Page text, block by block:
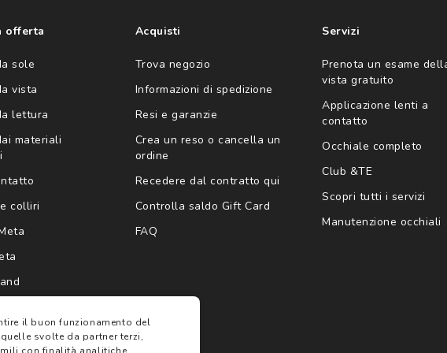
(consultare
offerta
sole
vista
lettura
materiali
colliri
Acquisti
Trova negozio
Informazioni di spedizione
Resi e garanzie
Crea un reso o cancella un
ordine
Recedere dal contratto qui
Controlla saldo Gift Card
FAQ
Servizi
Prenota un esame
vista gratuito
Applicazione lenti a
contatto
Occhiale completo
Club &TE
Scopri tutti i servizi
Manutenzione occhiali
il buon funzionamento del
svolte da partner terzi,